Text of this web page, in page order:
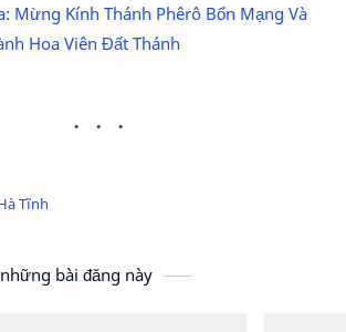
Mừng Kính Thánh Phêrô Bổn Mạng Và
Hoa Viên Đất Thánh
Tĩnh
bài đăng này